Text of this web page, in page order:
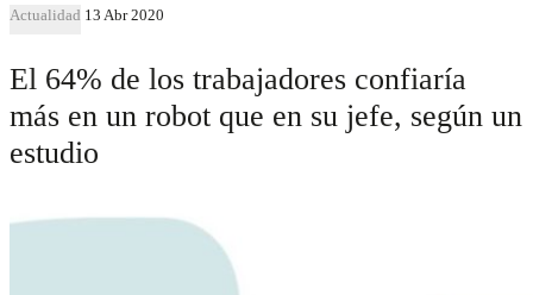
Actualidad 13 Abr 2020
El 64% de los trabajadores confiaría
más en un robot que en su jefe, según un
estudio